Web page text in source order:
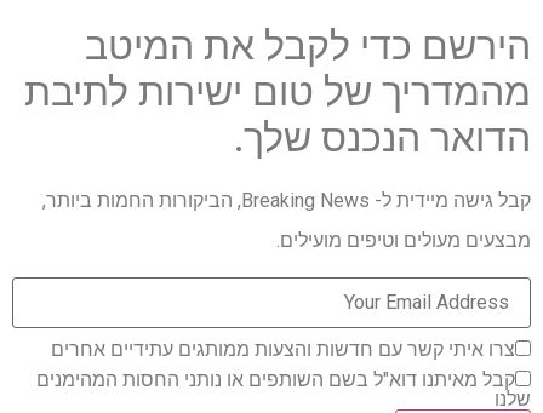
הירשם כדי לקבל את המיטב
מהמדריך של טום ישירות לתיבת
הדואר הנכנס שלך.
קבל גישה מיידית ל- Breaking News, הביקורות החמות ביותר,
מבצעים מעולים וטיפים מועילים.
צרו איתי קשר עם חדשות והצעות ממותגים עתידיים אחרים
קבל מאיתנו דוא"ל בשם השותפים או נותני החסות המהימנים
שלנו